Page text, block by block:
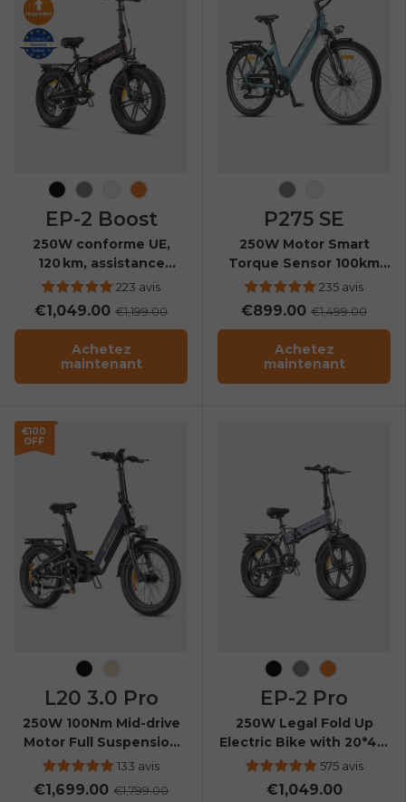
Noir GrisBrun Vintage
EP-2 Boost
250W conforme UE,
120 km, assistance
Boost, capteur de
couple, vélo électrique
tout-terrain
223 avis
€1,049.00 €1,199.00
Achetez
maintenant
GrisBleu ciel
P275 SE
250W Motor Smart
Torque Sensor 100km
Range All-Weather City
E-Bike
235 avis
€899.00 €1,499.00
Achetez
maintenant
€100
OFF
L20 3.0 Pro
250W 100Nm Mid-drive
Motor Full Suspension
Compact E-bike
133 avis
€1,699.00 €1,799.00
EP-2 Pro
250W Legal Fold Up
Electric Bike with 20*4.0
Fat Tires & 120KM Range
575 avis
€1,049.00